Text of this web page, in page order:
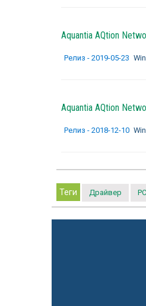
Aquantia AQtion
Релиз - 2019-05-23
Aquantia AQtion
Релиз - 2018-12-10
Теги Драйвер